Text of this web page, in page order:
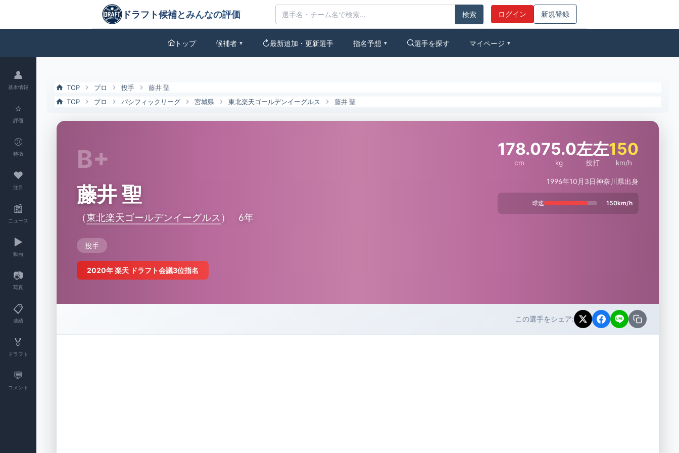
藤井 聖（東北楽天ゴールデンイーグルス）の特徴とドラフト評価 | ドラフト候補とみんなの評価
ドラフト候補とみんなの評価
ログイン 新規登録
トップ 候補者 ▼ 最新追加・更新選手 指名予想 ▼ 選手を探す マイページ ▼
👤
基本情報
⭐
評価
⚾
特徴
❤
注目
📰
ニュース
▶️
動画
📷
写真
📋
成績
🏅
ドラフト
💬
コメント
TOP プロ 投手
藤井 聖
TOP
プロ パシフィックリーグ 宮城県 東北楽天ゴールデンイーグルス 藤井 聖
B+
藤井 聖
（東北楽天ゴールデンイーグルス ） 6年
投手
2020年 楽天 ドラフト会議3位指名
178.0
cm
75.0
kg
左左
投打
150
km/h
1996年10月3日神奈川県出身
球速 150km/h
この選手をシェア: